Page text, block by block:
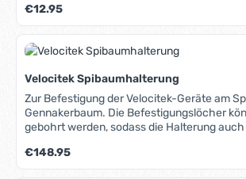
Regulärer Preis:
€12.95
Velocitek Spibaumhalterung
Zur Befestigung der Velocitek-Geräte am
Gennakerbaum. Die Befestigungslöcher
gebohrt werden, sodass die Halterung
Regulärer Preis:
€148.95